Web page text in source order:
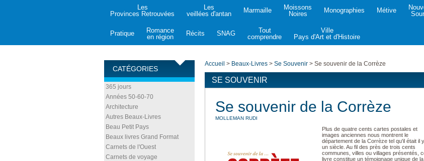
Les
Provinces Retrouvées
Les
veillées d'antan
Marmaille
Moissons
Noires
Monographies Métive
Pratique
Romance
en région
Récits SNAG
Tout
comprendre
Ville
Pays d'Art et d'Histoire
CATÉGORIES
365 jours
Années 50-60-70
Architecture
Autres Beaux-Livres
Beau Petit Pays
Beaux livres Grand Format
Carnets de l'Ouest
Carnets de voyage
Accueil > Beaux-Livres > Se Souvenir > Se souvenir de la Corrèze
SE SOUVENIR
Se souvenir de la Corrèze
MOLLEMAN RUDI
Plus de quatre cents cartes postales et
images anciennes nous montrent le
département de la Corrèze tel qu'il était il
un siècle. Au fil des près de trois cents
communes, villes ou villages présentés,
livre constitue un témoignage unique de